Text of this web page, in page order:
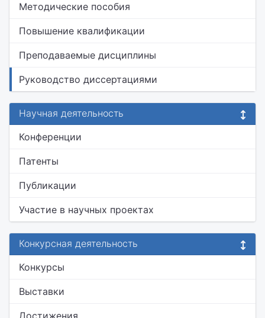
Методические пособия
Повышение квалификации
Преподаваемые дисциплины
Руководство диссертациями
Научная деятельность
Конференции
Патенты
Публикации
Участие в научных проектах
Конкурсная деятельность
Конкурсы
Выставки
Достижения